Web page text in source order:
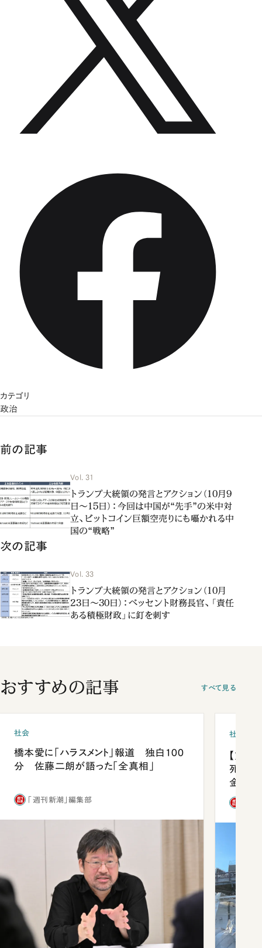
カテゴリ
政治
前の記事
Vol. 31
トランプ大統領の発言とアクション（10月9
日～15日）：今回は中国が“先手”の米中対
立、ビットコイン巨額空売りにも囁かれる中
国の“戦略”
次の記事
Vol. 33
トランプ大統領の発言とアクション（10月
23日～30日）：ベッセント財務長官、「責任
ある積極財政」に釘を刺す
おすすめの記事 すべて見る
社会
橋本愛に「ハラスメント」報道 独白100
分 佐藤二朗が語った「全真相」
「週刊新潮」編集部
社会
【熊本
死を分
金」